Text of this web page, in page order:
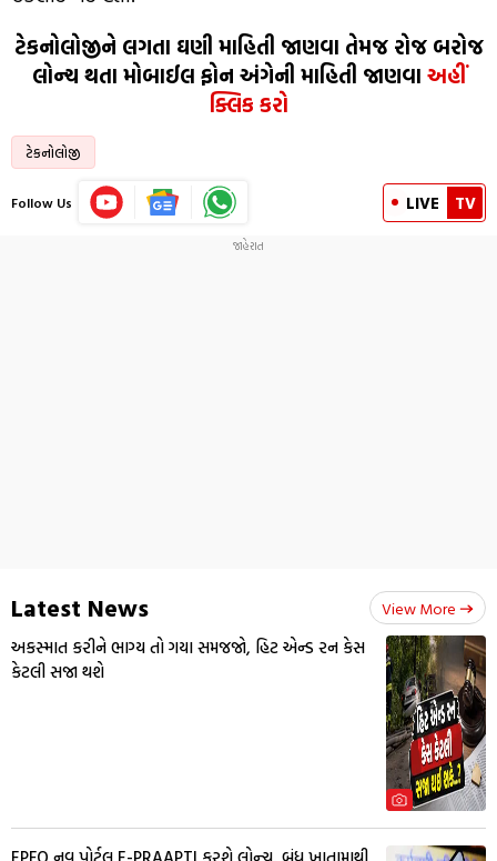
ટેકનોલોજીને લગતા ઘણી માહિતી જાણવા તેમજ રોજ બરોજ
લોન્ચ થતા મોબાઈલ ફોન અંગેની માહિતી જાણવા અહીં
ક્લિક કરો
ટેકનોલોજી
Follow Us LIVE TV
Latest News View More
અકસ્માત કરીને ભાગ્ય તો ગયા સમજજો, હિટ એન્ડ રન કેસ
કેટલી સજા થશે